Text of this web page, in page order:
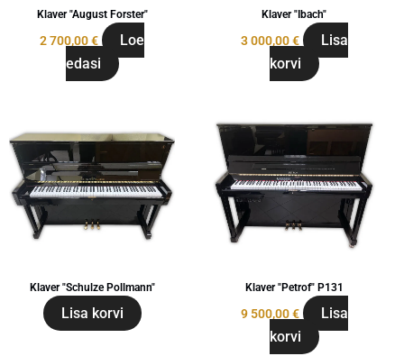
Klaver "August Forster"
2 700,00€
Loe
edasi
Klaver "Ibach"
3 000,00€
Lisa
korvi
Klaver "Schulze Pollmann"
Lisa korvi
Klaver "Petrof" P131
9 500,00€
Lisa
korvi